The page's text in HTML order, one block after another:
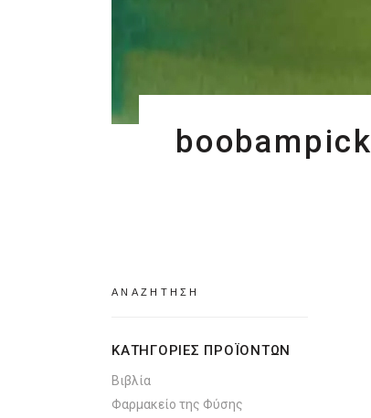
boobampick
for:
ΚΑΤΗΓΟΡΙΕΣ ΠΡΟΪΟΝΤΩΝ
Βιβλία
Φαρμακείο της Φύσης